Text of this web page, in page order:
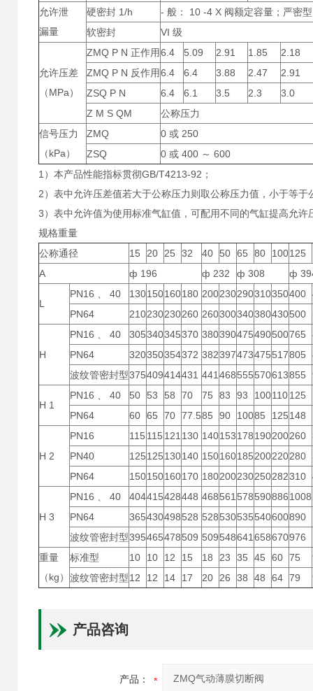
允许泄
漏量
硬密封 1/h
- 般： 10 -4 X 阀额定容量；严密
软密封
VI 级
允许压差
（MPa）
ZMQ P N 正作用6.4 5.09 2.91 1.85
2.18
ZMQ P N 反作用6.4 6.4 3.88 2.47
2.91
ZSQ P N
6.4 6.1 3.5 2.3
3.0
Z M S QM
公称压力
信号压力
（kPa）
ZMQ
0 或 250
ZSQ
0 或 400 ～ 600
1）本产品性能指标贯彻GB/T4213-92；
2）表中允许压差值若大于公称压力则取公称压力值，小于等于
3）表中允许值为使用标准气缸值，可配用不同的气缸提高允许
规格重量
公称通径
15 20 25 32 40 50 65 80 100125
A
ф 196 ф 232 ф 308 ф
L
PN16 、 40 130150160180 200230290310350400
PN64
210230230260 260300340380430500
H
PN16 、 40 305340345370 380390475490500765
PN64
320350354372 382397473475517805
波纹管密封型375409414431 441 468555570613855
H 1
PN16 、 40 50 53 58 70 75 83 93 100110125
PN64
60 65 70 77.585 90 10085 125148
H 2
PN16 115 115 121 130 140153178190200260
PN40
125125130140 150160185200220280
PN64
150150160170 180200230250282310
H 3
PN16 、 40 404415428448 468561 5785908861008
PN64
365430498528 528530535540600890
波纹管密封型395465478509 509548641 658670976
重量
（kg）
标准型 10 10 12 15 18 23 35 45 60 75
波纹管密封型12 12 14 17 20 26 38 48 64 79
产品咨询
产品：